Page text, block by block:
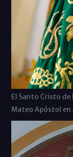
El Santo Cristo de
Mateo Apóstol en